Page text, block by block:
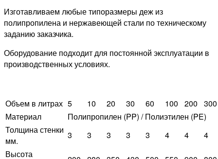
Изготавливаем любые типоразмеры деж из
полипропилена и нержавеющей стали по техническому
заданию заказчика.
Оборудование подходит для постоянной эксплуатации в
производственных условиях.
Объем в литрах 5 10 20 30 60 100 200
300
Материал
Полипропилен (PP) / Полиэтилен (PE)
Толщина стенки
мм.
3 3 3 3 3 4 4
4
Высота